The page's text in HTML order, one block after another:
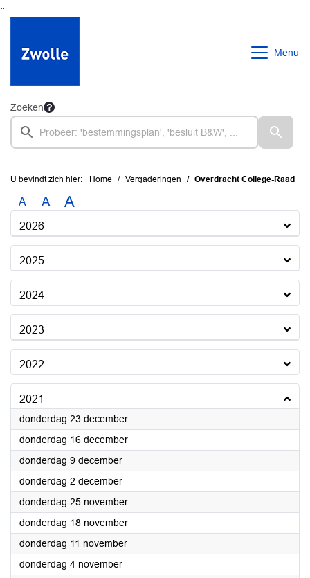
Ga naar de inhoud van deze pagina
Ga naar het zoeken
Ga naar het menu
Menu
Zoeken
U bevindt zich hier: Home Vergaderingen Overdracht College-Raad
A A A
2026
2025
2024
2023
2022
2021
donderdag 23 december2021
donderdag 16 december2021
donderdag 9 december2021
donderdag 2 december2021
donderdag 25 november2021
donderdag 18 november2021
donderdag 11 november2021
donderdag 4 november2021